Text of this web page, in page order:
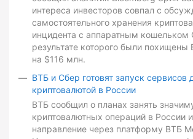
интереса инвесторов совпал с
самостоятельного хранения
инцидента с аппаратным кошельком
результате которого были похищены
на $116 млн.
ВТБ и Сбер готовят запуск сервисов
криптовалютой в России
ВТБ сообщил о планах занять
криптовалютных операций в России
направление через платформу ВТБ